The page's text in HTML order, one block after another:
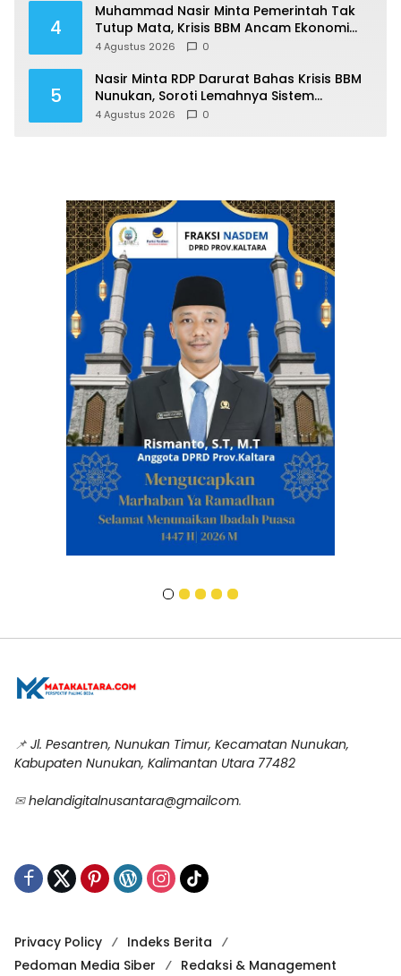
4
Muhammad Nasir Minta Pemerintah Tak
Tutup Mata, Krisis BBM Ancam Ekonomi
Masyarakat Nunukan
4 Agustus 2026 0
5
Nasir Minta RDP Darurat Bahas Krisis BBM
Nunukan, Soroti Lemahnya Sistem
Distribusi
4 Agustus 2026 0
📌 Jl. Pesantren, Nunukan Timur, Kecamatan Nunukan,
Kabupaten Nunukan, Kalimantan Utara 77482
✉ helandigitalnusantara@gmailcom.
Privacy Policy
Indeks Berita
Pedoman Media Siber
Redaksi & Management